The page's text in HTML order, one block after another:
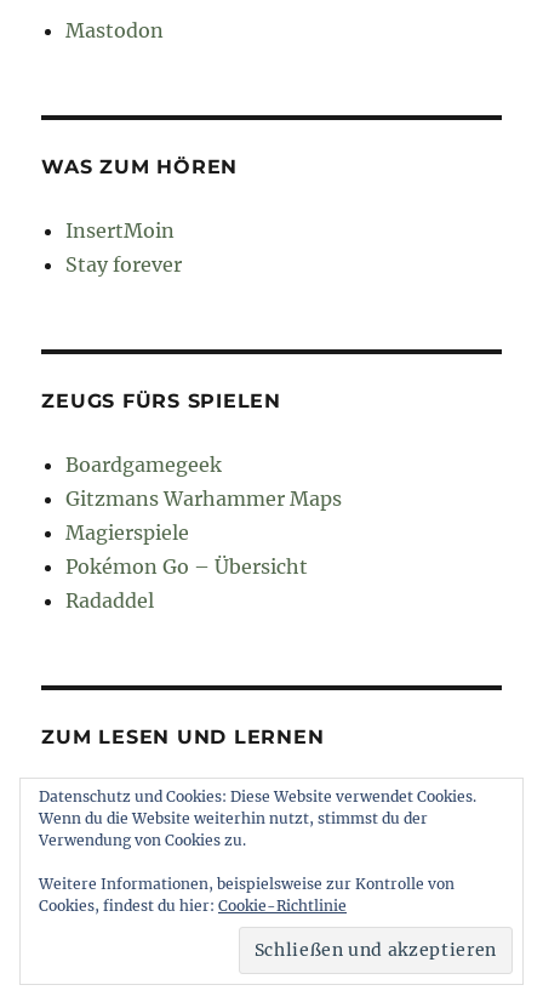
Mastodon
WAS ZUM HÖREN
InsertMoin
Stay forever
ZEUGS FÜRS SPIELEN
Boardgamegeek
Gitzmans Warhammer Maps
Magierspiele
Pokémon Go – Übersicht
Radaddel
ZUM LESEN UND LERNEN
Euroncap
Tong
Impressum und Datenschutz
Stolz
Datenschutz und Cookies: Diese Website verwendet Cookies.
Wenn du die Website weiterhin nutzt, stimmst du der
Verwendung von Cookies zu.
Weitere Informationen, beispielsweise zur Kontrolle von
Cookies, findest du hier: Cookie-Richtlinie